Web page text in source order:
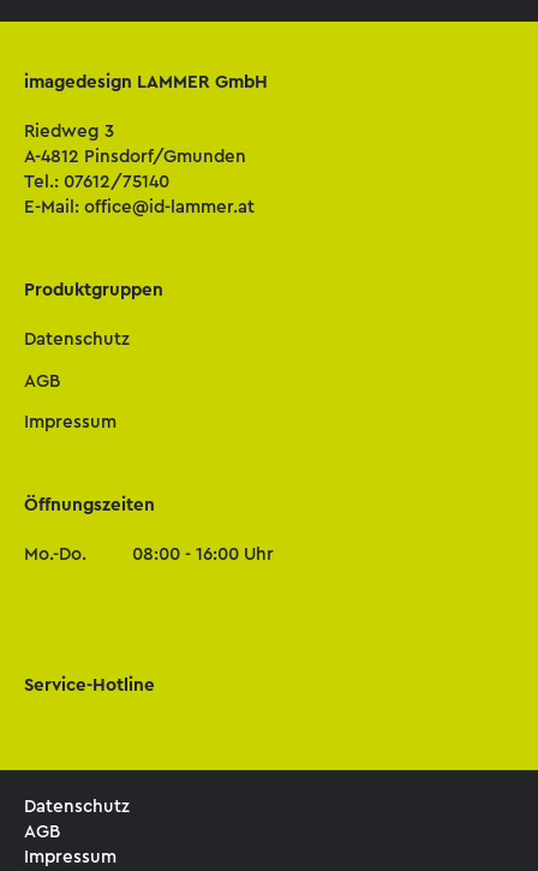
imagedesign LAMMER GmbH
Riedweg 3
A-4812 Pinsdorf/Gmunden
Tel.: 07612/75140
E-Mail:office@id-lammer.at
Produktgruppen
Datenschutz
AGB
Impressum
Öffnungszeiten
Mo.-Do.
08:00 - 16:00 Uhr
Service-Hotline
Datenschutz
AGB
Impressum